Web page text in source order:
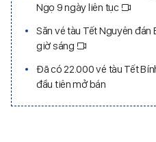
Ngọ 9 ngày liên tục
Săn vé tàu Tết Nguyên
giờ sáng
Đã có 22.000 vé tàu Tết
đầu tiên mở bán